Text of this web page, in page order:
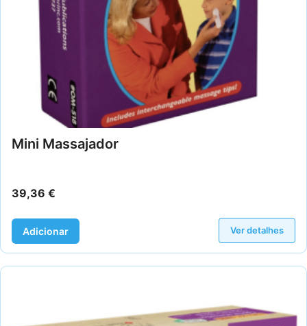
Mini Massajador
39,36 €
Adicionar Ver detalhes